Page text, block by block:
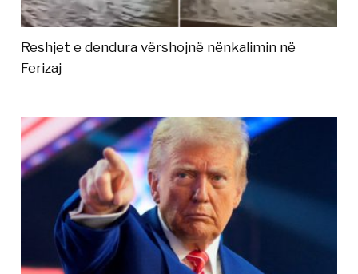
Reshjet e dendura vërshojnë nënkalimin në
Ferizaj